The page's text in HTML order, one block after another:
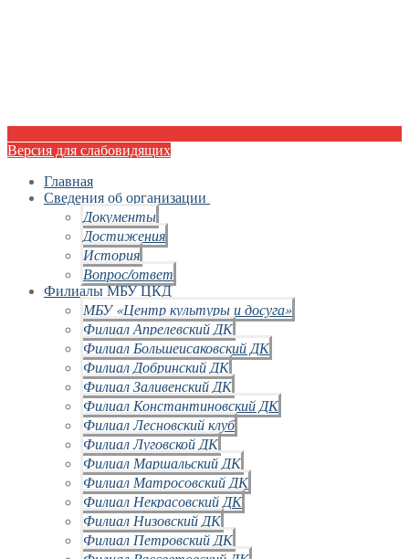
Версия для слабовидящих
Главная
Сведения об организации
Документы
Достижения
История
Вопрос/ответ
Филиалы МБУ ЦКД
МБУ «Центр культуры и досуга»
Филиал Апрелевский ДК
Филиал Большеисаковский ДК
Филиал Добринский ДК
Филиал Заливенский ДК
Филиал Константиновский ДК
Филиал Лесновский клуб
Филиал Луговской ДК
Филиал Маршальский ДК
Филиал Матросовский ДК
Филиал Некрасовский ДК
Филиал Низовский ДК
Филиал Петровский ДК